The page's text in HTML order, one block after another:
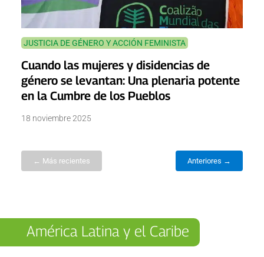
JUSTICIA DE GÉNERO Y ACCIÓN FEMINISTA
Cuando las mujeres y disidencias de
género se levantan: Una plenaria potente
en la Cumbre de los Pueblos
18 noviembre 2025
← Más recientes Anteriores →
América Latina y el Caribe